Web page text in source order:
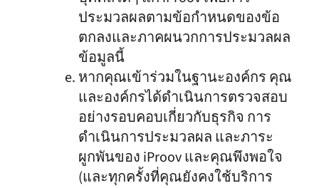
ประมวลผลตามข้อกำหนดของข้อ
ตกลงและภาคผนวกการประมวลผล
ข้อมูลนี้
หากคุณเข้าร่วมในฐานะองค์กร คุณ
และองค์กรได้ดำเนินการตรวจสอบ
อย่างรอบคอบเกี่ยวกับธุรกิจ การ
ดำเนินการประมวลผล และภาระ
ผูกพันของ iProov และคุณพึงพอใจ
(และทุกครั้งที่คุณยังคงใช้บริการ